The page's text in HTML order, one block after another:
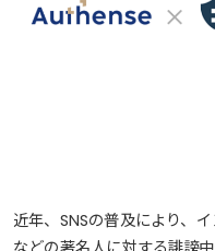
近年、SNSの普及により、